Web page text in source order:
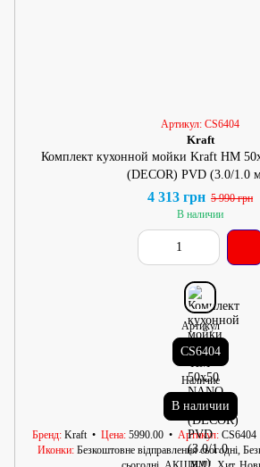
Артикул: CS6404
Kraft
Комплект кухонной мойки Kraft HM
(DECOR) PVD (3.0/1.0
4 313 грн 5 990 грн
В наличии
Артикул
CS6404
Наличие
В наличии
Бренд Kraft Цена 5990.00 Артикул CS6404
Иконки Безкоштовне відправлення сьогодні,